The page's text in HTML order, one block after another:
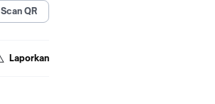
Scan QR
Laporkan